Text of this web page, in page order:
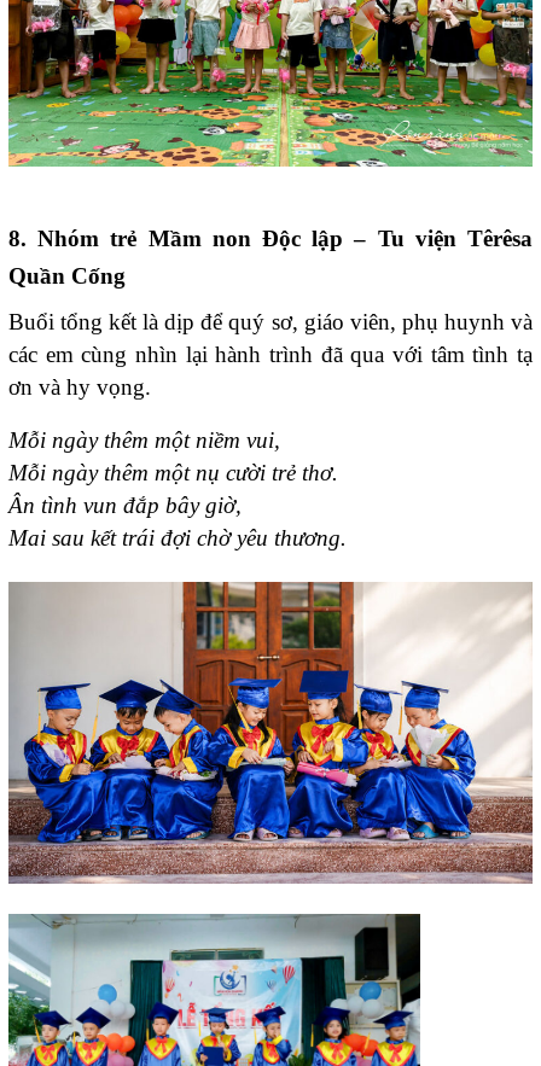
8. Nhóm trẻ Mầm non Độc lập – Tu viện Têrêsa
Quần Cống
Buổi tổng kết là dịp để quý sơ, giáo viên, phụ huynh và
các em cùng nhìn lại hành trình đã qua với tâm tình tạ
ơn và hy vọng.
Mỗi ngày thêm một niềm vui,
Mỗi ngày thêm một nụ cười trẻ thơ.
Ân tình vun đắp bây giờ,
Mai sau kết trái đợi chờ yêu thương.